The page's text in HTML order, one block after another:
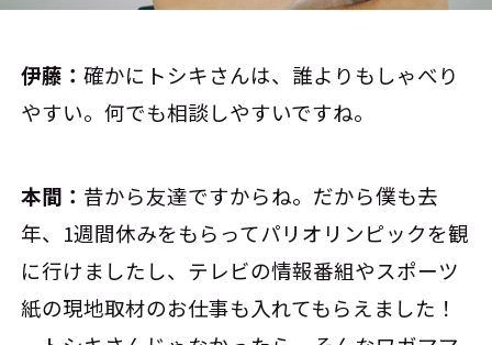
伊藤：確かにトシキさんは、誰よりもしゃべり
やすい。何でも相談しやすいですね。
本間： 昔から友達ですからね。だから僕も去
年、1週間休みをもらってパリオリンピックを観
に行けましたし、テレビの情報番組やスポーツ
紙の現地取材のお仕事も入れてもらえました！